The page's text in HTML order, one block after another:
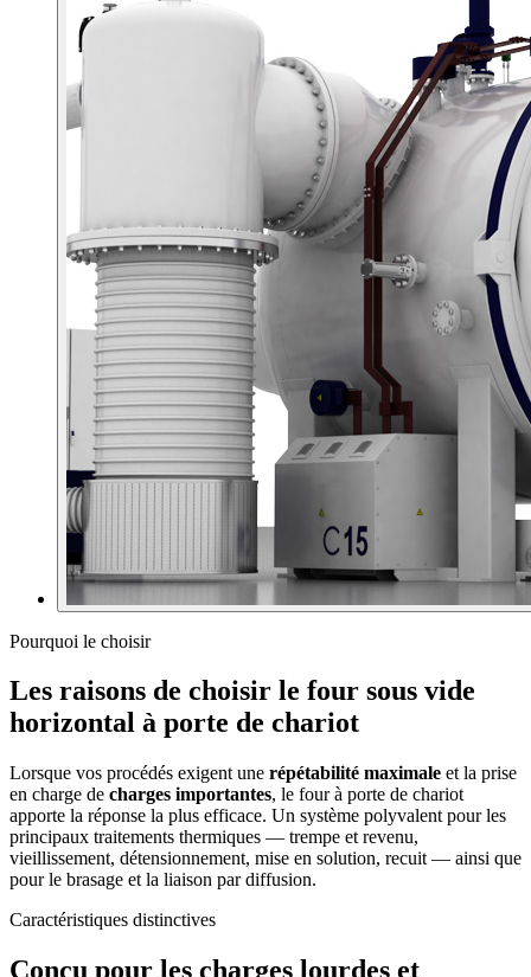
Pourquoi le choisir
Les raisons de choisir le four sous vide
horizontal à porte de chariot
Lorsque vos procédés exigent une répétabilité maximale et la prise
en charge de charges importantes, le four à porte de chariot
apporte la réponse la plus efficace. Un système polyvalent pour les
principaux traitements thermiques — trempe et revenu,
vieillissement, détensionnement, mise en solution, recuit — ainsi que
pour le brasage et la liaison par diffusion.
Caractéristiques distinctives
Conçu pour les charges lourdes et